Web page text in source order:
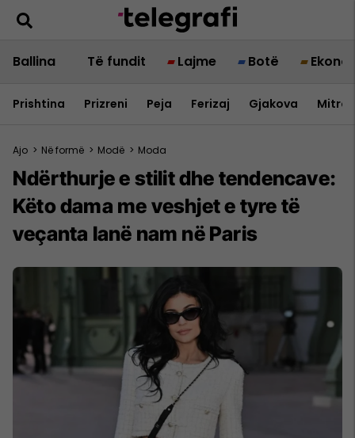
Ballina Të fundit Lajme Botë
Prishtina Prizreni Peja Ferizaj Gjakova
Ajo > Në formë > Modë > Moda
Ndërthurje e stilit dhe tendencave:
Këto dama me veshjet e tyre të
veçanta lanë nam në Paris